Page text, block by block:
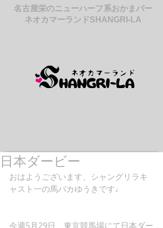
名古屋栄のニューハーフ系おかまバー
ネオカマーランドSHANGRI-LA
日本ダービー
おはようございます、シャングリラキ
ャスト一の馬バカゆうきです♩
今週5月29日、東京競馬場にて日本ダー